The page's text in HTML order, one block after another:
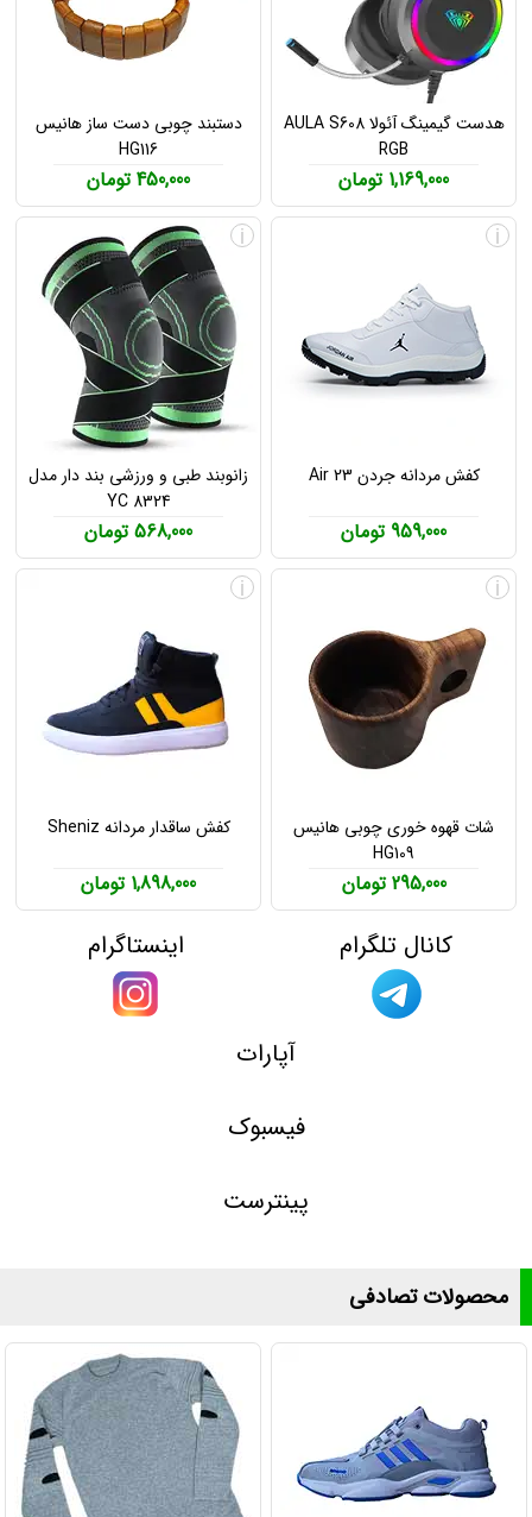
هدست گیمینگ آئولا AULA S608
RGB
1,169,000 تومان
دستبند چوبی دست ساز هانیس
HG116
450,000 تومان
کفش مردانه جردن Air 23
959,000 تومان
i
زانوبند طبی و ورزشی بند دار مدل
YC 8324
568,000 تومان
i
شات قهوه خوری چوبی هانیس
HG109
295,000 تومان
i
کفش ساقدار مردانه Sheniz
1,898,000 تومان
i
کانال تلگرام اینستاگرام
آپارات
فیسبوک
پینترست
محصولات تصادفی